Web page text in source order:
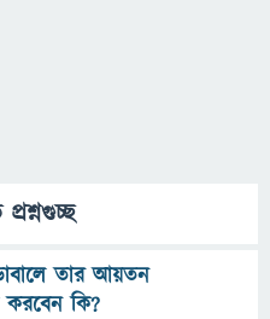
তার আয়তন
করবেন কি?